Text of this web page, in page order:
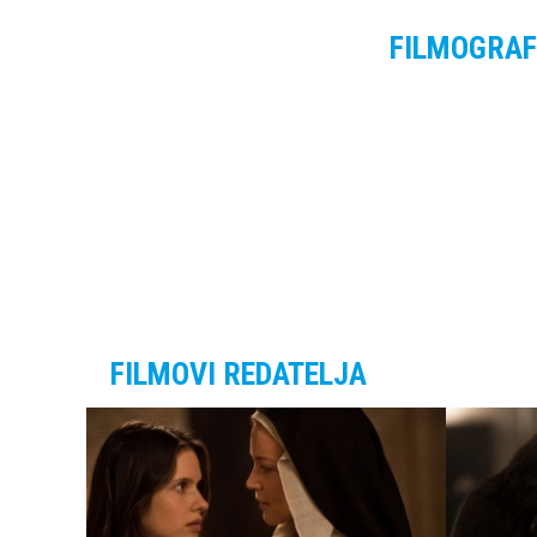
FILMOVI REDATELJA